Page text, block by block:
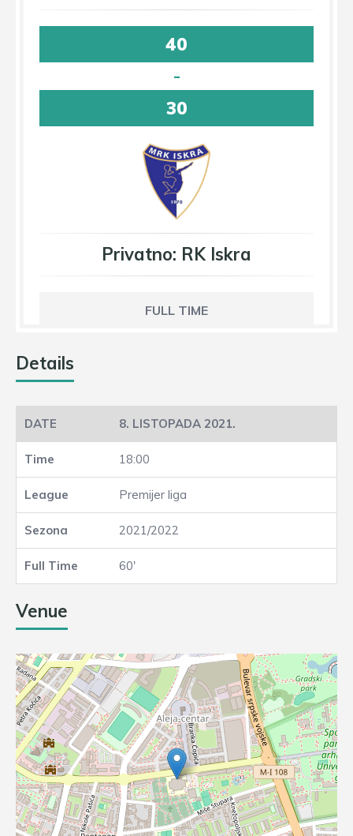
40
-
30
Privatno: RK Iskra
FULL TIME
Details
8. LISTOPADA 2021.
18:00
Premijer liga
2021/2022
60'
Venue